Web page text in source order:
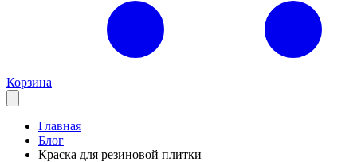
Корзина
Главная
Блог
Краска для резиновой плитки